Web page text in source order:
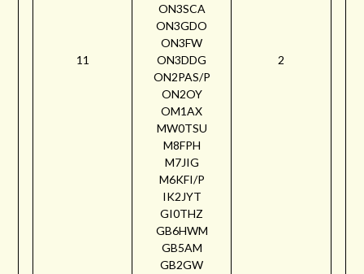
11
ON3SCA
ON3GDO
ON3FW
ON3DDG
ON2PAS/P
ON2OY
OM1AX
MW0TSU
M8FPH
M7JIG
M6KFI/P
IK2JYT
GI0THZ
GB6HWM
GB5AM
GB2GW
2